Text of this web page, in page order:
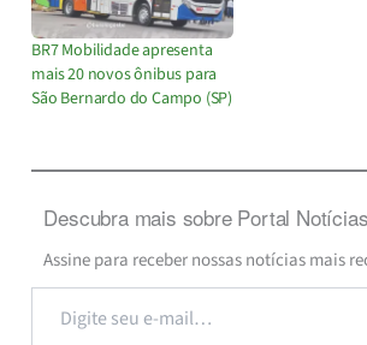
BR7 Mobilidade apresenta
mais 20 novos ônibus para
São Bernardo do Campo (SP)
Descubra mais sobre Portal
Assine para receber nossas notícias mais